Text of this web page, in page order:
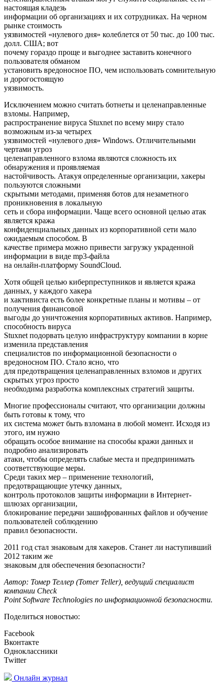
настоящая кладезь
информации об организациях и их сотрудниках. На черном
рынке стоимость
уязвимостей «нулевого дня» колеблется от 50 тыс. до 100 тыс.
долл. США; вот
почему гораздо проще и выгоднее заставить конечного
пользователя обманом
установить вредоносное ПО, чем использовать сомнительную
и дорогостоящую
уязвимость.
Исключением можно считать ботнеты и целенаправленные
взломы. Например,
распространение вируса Stuxnet по всему миру стало
возможным из-за четырех
уязвимостей «нулевого дня» Windows. Отличительными
чертами угроз
целенаправленного взлома являются сложность их
обнаружения и проявляемая
настойчивость. Атакуя определенные организации, хакеры
пользуются сложными
скрытыми методами, применяя ботов для незаметного
проникновения в локальную
сеть и сбора информации. Чаще всего основной целью атак
является кража
конфиденциальных данных из корпоративной сети мало
ожидаемым способом. В
качестве примера можно привести загрузку украденной
информации в виде mp3-файла
на онлайн-платформу SoundCloud.
Хотя общей целью киберпреступников и является кража
данных, у каждого хакера
и хактивиста есть более конкретные планы и мотивы – от
получения финансовой
выгоды до уничтожения корпоративных активов. Например,
способность вируса
Stuxnet подорвать целую инфраструктуру компании в корне
изменила представления
специалистов по информационной безопасности о
вредоносном ПО. Стало ясно, что
для предотвращения целенаправленных взломов и других
скрытых угроз просто
необходима разработка комплексных стратегий защиты.
Многие профессионалы считают, что организации должны
быть готовы к тому, что
их система может быть взломана в любой момент. Исходя из
этого, им нужно
обращать особое внимание на способы кражи данных и
подробно анализировать
атаки, чтобы определять слабые места и предпринимать
соответствующие меры.
Среди таких мер – применение технологий,
предотвращающие утечку данных,
контроль протоколов защиты информации в Интернет-
шлюзах организации,
блокирование передачи зашифрованных файлов и обучение
пользователей соблюдению
правил безопасности.
2011 год стал знаковым для хакеров. Станет ли наступивший
2012 таким же
знаковым для обеспечения безопасности?
Автор: Томер Теллер (Tomer Teller), ведущий специалист
компании Check
Point Software Technologies по информационной безопасности.
Поделиться новостью:
Facebook
Вконтакте
Одноклассники
Twitter
Онлайн журнал